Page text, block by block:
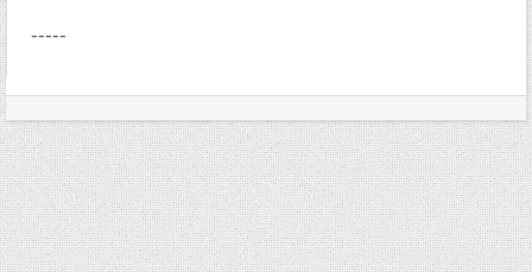
-----